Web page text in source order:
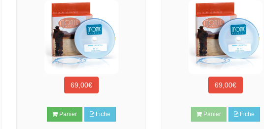
69,00€
Panier Fiche
69,00€
Panier Fiche